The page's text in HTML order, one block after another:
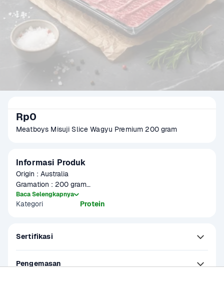
Rp0
Meatboys Misuji Slice Wagyu Premium 200 gram
Informasi Produk
Origin : Australia
Gramation : 200 gram
Glazing : 5-10%
Packaging : Vacuum Pack
pilihan daging sapi wagyu berkualitas tinggi yang diambil
cita rasa gurih.
Baca Selengkapnya
Kategori Protein
Sertifikasi
Pengemasan